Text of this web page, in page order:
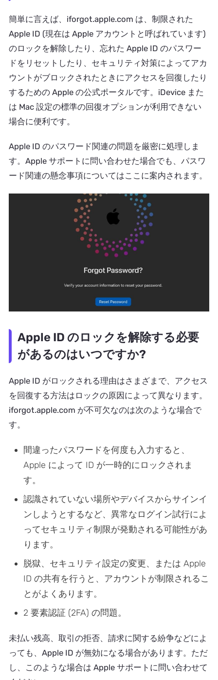
簡単に言えば、iforgot.apple.com は、制限された
Apple ID (現在は Apple アカウントと呼ばれています)
のロックを解除したり、忘れた Apple ID のパスワー
ドをリセットしたり、セキュリティ対策によってアカ
ウントがブロックされたときにアクセスを回復したり
するための Apple の公式ポータルです。iDevice また
は Mac 設定の標準の回復オプションが利用できない
場合に便利です。
Apple ID のパスワード関連の問題を厳密に処理しま
す。Apple サポートに問い合わせた場合でも、パスワ
ード関連の懸念事項についてはここに案内されます。
Apple ID のロックを解除する必要
があるのはいつですか?
Apple ID がロックされる理由はさまざまで、アクセス
を回復する方法はロックの原因によって異なります。
iforgot.apple.com が不可欠なのは次のような場合で
す。
間違ったパスワードを何度も入力すると、
Apple によって ID が一時的にロックされま
す。
認識されていない場所やデバイスからサインイ
ンしようとするなど、異常なログイン試行によ
ってセキュリティ制限が発動される可能性があ
ります。
脱獄、セキュリティ設定の変更、または Apple
ID の共有を行うと、アカウントが制限されるこ
とがよくあります。
2 要素認証 (2FA) の問題。
未払い残高、取引の拒否、請求に関する紛争などによ
っても、Apple ID が無効になる場合があります。ただ
し、このような場合は Apple サポートに問い合わせて